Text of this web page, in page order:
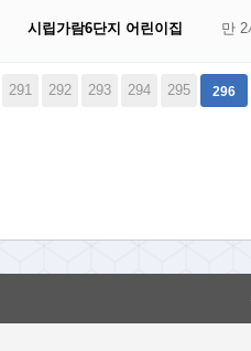
시립가람6단지 어린이집 만
291 292 293 294 295 296